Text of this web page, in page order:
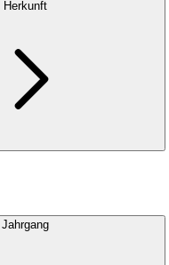
Herkunft
Jahrgang